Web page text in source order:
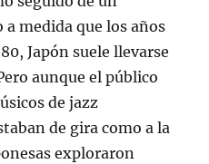
medida que los años
Japón suele llevarse
aunque el público
de jazz
de gira como a la
exploraron